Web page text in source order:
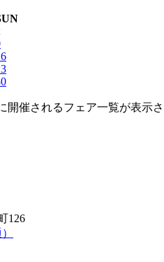
開催されるフェア一覧が表示さ
126